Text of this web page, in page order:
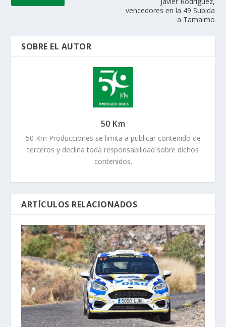
vencedores en la 49 Subida
a Tamaimo
SOBRE EL AUTOR
50 Km
50 Km Producciones se limita a publicar contenido de
terceros y declina toda responsabilidad sobre dichos
contenidos.
ARTÍCULOS RELACIONADOS